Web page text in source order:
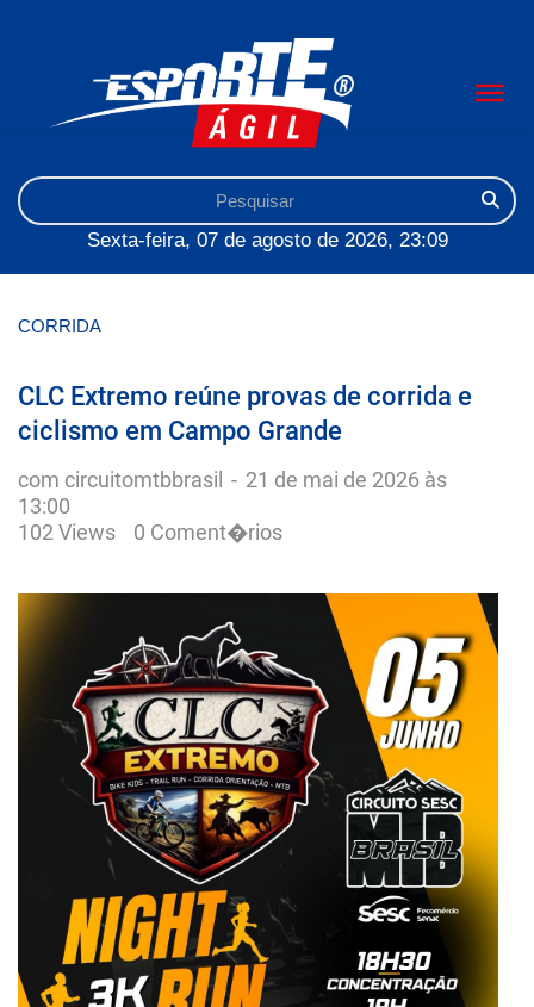
Sexta-feira, 07 de agosto de 2026, 23:09
CORRIDA
CLC Extremo reúne provas de corrida e
ciclismo em Campo Grande
com circuitomtbbrasil - 21 de mai de 2026 às
13:00
102 Views
0 Coment�rios